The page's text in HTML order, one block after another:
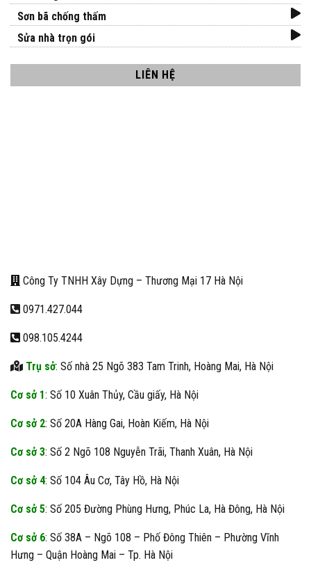
Sơn bã chống thấm
Sửa nhà trọn gói
LIÊN HỆ
Công Ty TNHH Xây Dựng – Thương Mại 17 Hà Nội
0971.427.044
098.105.4244
Trụ sở: Số nhà 25 Ngõ 383 Tam Trinh, Hoàng Mai, Hà Nội
Cơ sở 1: Số 10 Xuân Thủy, Cầu giấy, Hà Nội
Cơ sở 2: Số 20A Hàng Gai, Hoàn Kiếm, Hà Nội
Cơ sở 3: Số 2 Ngõ 108 Nguyễn Trãi, Thanh Xuân, Hà Nội
Cơ sở 4: Số 104 Âu Cơ, Tây Hồ, Hà Nội
Cơ sở 5: Số 205 Đường Phùng Hưng, Phúc La, Hà Đông, Hà Nội
Cơ sở 6: Số 38A – Ngõ 108 – Phố Đông Thiên – Phường Vĩnh
Hưng – Quận Hoàng Mai – Tp. Hà Nội